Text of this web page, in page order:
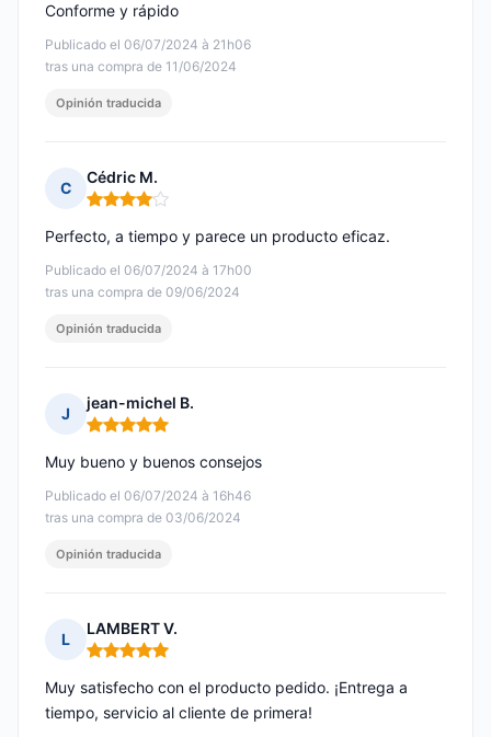
Publicado el 06/07/2024 à 21h06
tras una compra de 11/06/2024
Conforme y rápido
Opinión traducida
C
Cédric M.
Nota: 4 de 5
Publicado el 06/07/2024 à 17h00
tras una compra de 09/06/2024
Perfecto, a tiempo y parece un producto eficaz.
Opinión traducida
J
jean-michel B.
Nota: 5 de 5
Publicado el 06/07/2024 à 16h46
tras una compra de 03/06/2024
Muy bueno y buenos consejos
Opinión traducida
L
LAMBERT V.
Nota: 5 de 5
Muy satisfecho con el producto pedido. ¡Entrega a
tiempo, servicio al cliente de primera!